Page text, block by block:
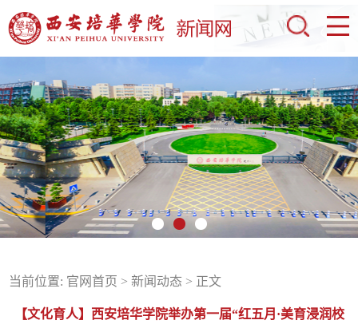
当前位置: 官网首页 >新闻动态 > 正文
【文化育人】西安培华学院举办第一届“红五月·美育浸润校